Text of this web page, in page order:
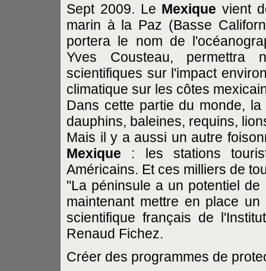
Sept 2009. Le Mexique vient
marin à la Paz (Basse
portera le nom de
Yves Cousteau, permettra
scientifiques sur l'impact
climatique sur les côtes
Dans cette partie du monde,
dauphins, baleines, requins,
Mais il y a aussi un autre
Mexique : les stations
Américains. Et ces milliers de
"La péninsule a un potentiel
maintenant mettre en place
scientifique français de
Renaud Fichez.
Créer des programmes de